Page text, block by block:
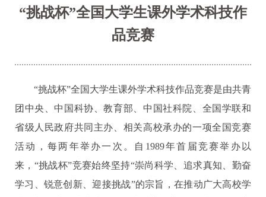
“挑战杯”全国大学生课外学术科技作
品竞赛
“挑战杯”全国大学生课外学术科技作品竞赛是由共青
团中央、中国科协、教育部、中国社科院、全国学联和
省级人民政府共同主办、相关高校承办的一项全国竞赛
活动，每两年举办一次。自1989年首届竞赛举办以
来，“挑战杯”竞赛始终坚持“崇尚科学、追求真知、勤奋
学习、锐意创新、迎接挑战”的宗旨，在推动广大高校学